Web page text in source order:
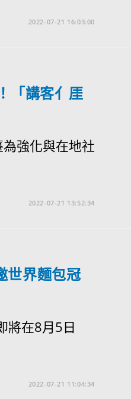
2022-07-21 16:03:00
「講客亻厓
強化與在地社
2022-07-21 13:52:34
世界麵包冠
將在8月5日
2022-07-21 11:04:34